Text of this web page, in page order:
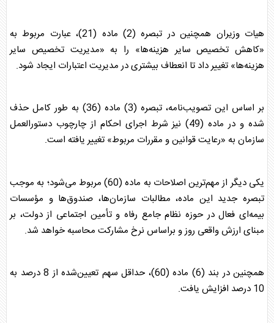
هیات وزیران همچنین در تبصره (2) ماده (21)، عبارت مربوط به
«کاهش تخصیص سایر هزینه‌ها» را به «مدیریت تخصیص سایر
هزینه‌ها» تغییر داد تا انعطاف بیشتری در مدیریت اعتبارات ایجاد شود.
بر اساس این تصویب‌نامه، تبصره (3) ماده (36) به طور کامل حذف
شده و در ماده (49) نیز شرط اجرای احکام از چارچوب دستورالعمل
سازمان به «رعایت قوانین و مقررات مربوط» تغییر یافته است.
یکی دیگر از مهم‌ترین اصلاحات به ماده (60) مربوط می‌شود؛ به موجب
تبصره جدید این ماده، مطالبات سازمان‌ها، صندوق‌ها و مؤسسات
بیمه‌ای فعال در حوزه نظام جامع رفاه و تأمین اجتماعی از دولت، بر
مبنای ارزش واقعی روز و براساس نرخ مشارکت محاسبه خواهد شد.
همچنین در بند (6) ماده (60)، حداقل سهم تعیین‌شده از 8 درصد به
10 درصد افزایش یافت.